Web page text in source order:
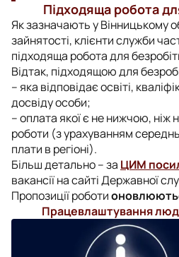
Підходяща робота
Як зазначають у Вінницькому
зайнятості, клієнти служби
підходяща робота для
Відтак, підходящою для
– яка відповідає освіті,
досвіду особи;
– оплата якої є не нижчою, ніж
роботи (з урахуванням
плати в регіоні).
Більш детально – за ЦИМ
вакансії на сайті Державної
Пропозиції роботи
Працевлаштування